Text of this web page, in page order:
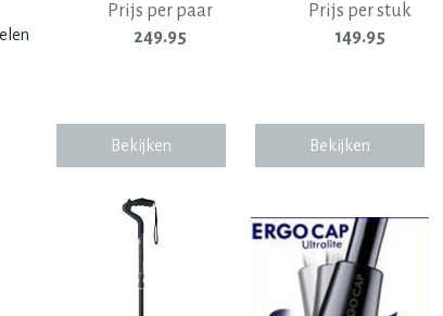
Prijs per paar
249.95
Bekijken
Prijs per stuk
149.95
Bekijken